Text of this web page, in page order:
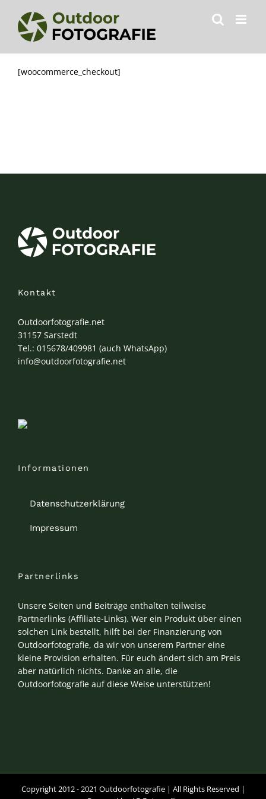
Inhalt
springen
[woocommerce_checkout]
Kontakt
Outdoorfotografie.net
31157 Sarstedt
Tel.: 015678/409981 (auch WhatsApp)
info@outdoorfotografie.net
Informationen
Datenschutzerklärung
Impressum
Partnerlinks
Unsere Seiten und Beiträge enthalten teilweise
Partnerlinks (Affiliate-Links). Wer ein Produkt über einen
solchen Link bestellt, hilft bei der Finanzierung von
Outdoorfotografie, da wir von unserem Partner eine
kleine Provision erhalten. Für euch ändert sich am Preis
aber natürlich nichts. Danke an alle, die
Outdoorfotografie auf diese Weise unterstützen!
Copyright 2012 - 2021 Outdoorfotografie | All Rights Reserved |